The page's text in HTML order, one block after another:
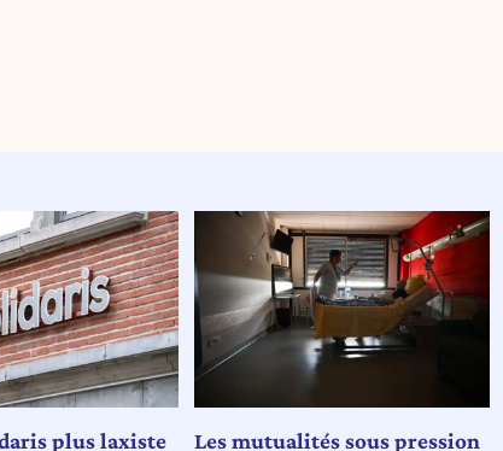
plus laxiste Les mutualités sous pression